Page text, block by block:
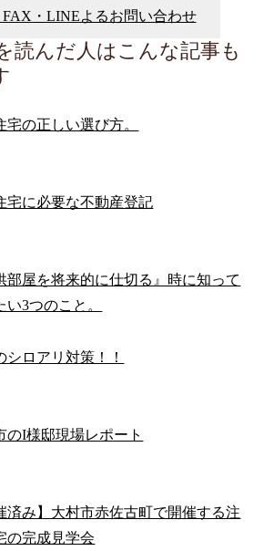
FAX・LINEよるお問い合わせ
読んだ人はこんな記事も
宅の正しい選び方。
宅に必要な不動産登記
部屋を将来的に仕切る』時に知って
い3つのこと。
シロアリ対策！！
のI様邸現場レポート
済み】大村市赤佐古町で開催する注
の完成見学会